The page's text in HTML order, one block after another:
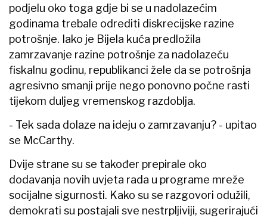
podjelu oko toga gdje bi se u nadolazećim
godinama trebale odrediti diskrecijske razine
potrošnje. Iako je Bijela kuća predložila
zamrzavanje razine potrošnje za nadolazeću
fiskalnu godinu, republikanci žele da se potrošnja
agresivno smanji prije nego ponovno počne rasti
tijekom duljeg vremenskog razdoblja.
- Tek sada dolaze na ideju o zamrzavanju? - upitao
se McCarthy.
Dvije strane su se također prepirale oko
dodavanja novih uvjeta rada u programe mreže
socijalne sigurnosti. Kako su se razgovori odužili,
demokrati su postajali sve nestrpljiviji, sugerirajući